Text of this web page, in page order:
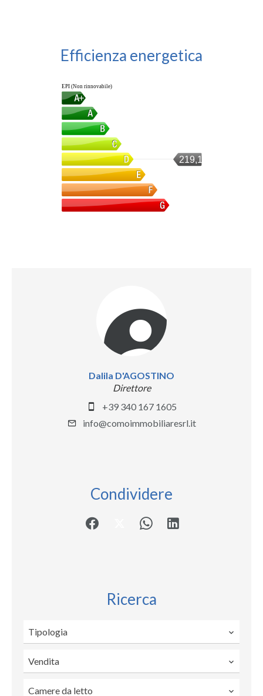
Efficienza energetica
EPI (Non rinnovabile)
219,11
Dalila D'AGOSTINO
Direttore
+39 340 167 1605
info@comoimmobiliaresrl.it
Condividere
Ricerca
Tipologia
Vendita
Camere da letto